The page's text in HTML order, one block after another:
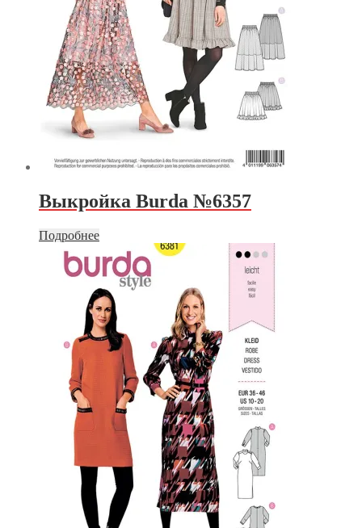
Выкройка Burda №6357
Подробнее